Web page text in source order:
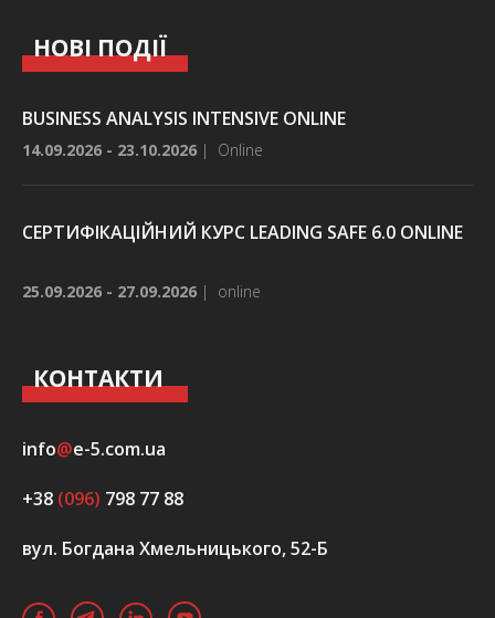
НОВІ ПОДІЇ
BUSINESS ANALYSIS INTENSIVE ONLINE
14.09.2026 - 23.10.2026 | Online
СЕРТИФІКАЦІЙНИЙ КУРС LEADING SAFE 6.0 ONLINE
25.09.2026 - 27.09.2026 | online
КОНТАКТИ
info@e-5.com.ua
+38 (096) 798 77 88
вул. Богдана Хмельницького, 52-Б